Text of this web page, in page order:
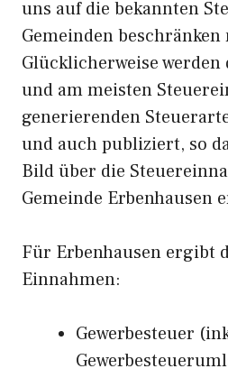
uns auf die bekannten
Gemeinden beschränken
Glücklicherweise
und am meisten
generierenden
und auch publiziert, so
Bild über die
Gemeinde Erbenhausen
Für Erbenhausen ergibt
Einnahmen:
Gewerbesteuer